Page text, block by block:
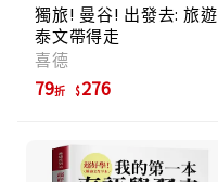
獨旅! 曼谷! 出發去: 旅遊
泰文帶得走
喜德
79折 276